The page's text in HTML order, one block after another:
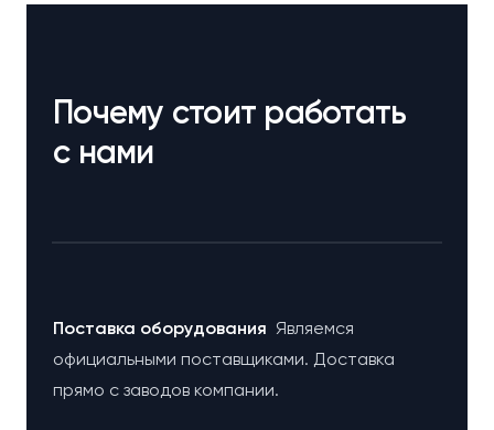
Почему стоит работать
с нами
Поставка оборудования Являемся
официальными поставщиками. Доставка
прямо с заводов компании.